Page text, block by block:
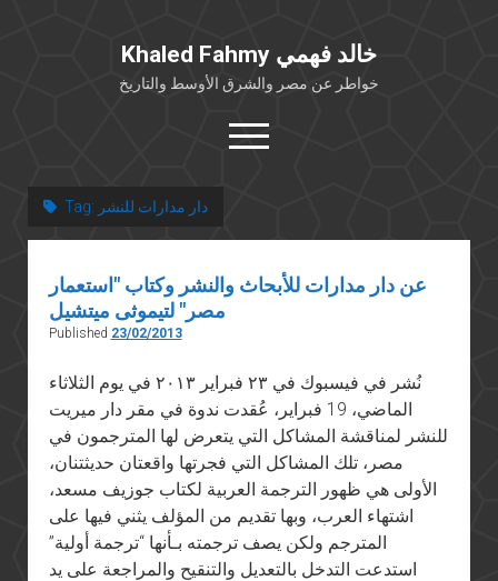
Khaled Fahmy خالد فهمي
خواطر عن مصر والشرق الأوسط والتاريخ
open
menu
كتابات أكاديمية
مقالات صحافية
مقابلات في الإعلام
Languages
Tag: دار مدارات للنشر
عن دار مدارات للأبحاث والنشر وكتاب "استعمار
مصر" لتيموثى ميتشيل
Published 23/02/2013
نُشر في فيسبوك في ٢٣ فبراير ٢٠١٣ في يوم الثلاثاء
الماضي، 19 فبراير، عُقدت ندوة في مقر دار ميريت
للنشر لمناقشة المشاكل التي يتعرض لها المترجمون في
مصر، تلك المشاكل التي فجرتها واقعتان حديثتنان،
الأولى هي ظهور الترجمة العربية لكتاب جوزيف مسعد،
اشتهاء العرب، وبها تقديم من المؤلف يثني فيها على
المترجم ولكن يصف ترجمته بـأنها “ترجمة أولية”
استدعت التدخل بالتعديل والتنقيح والمراجعة على يد